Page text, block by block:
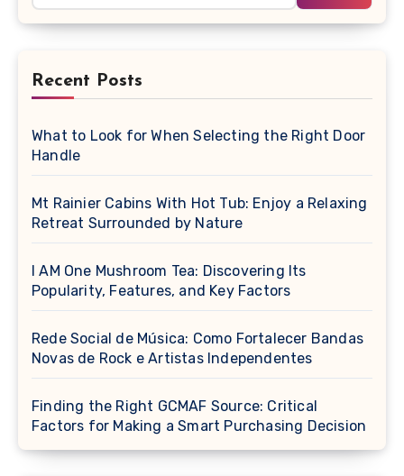
Recent Posts
What to Look for When Selecting the Right Door
Handle
Mt Rainier Cabins With Hot Tub: Enjoy a Relaxing
Retreat Surrounded by Nature
I AM One Mushroom Tea: Discovering Its
Popularity, Features, and Key Factors
Rede Social de Música: Como Fortalecer Bandas
Novas de Rock e Artistas Independentes
Finding the Right GCMAF Source: Critical
Factors for Making a Smart Purchasing Decision